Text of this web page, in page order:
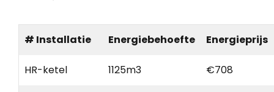
# Installatie Energiebehoefte Energieprijs
HR-ketel 1125m3 €708